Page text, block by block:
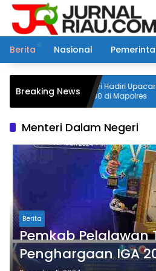
Langsung
konten
Berita
Nasional
Breaking News
H. Zukri Hadiri Upacara
ke-80 di Mapolres
Menteri Dalam Negeri
Berita
Pemkab Pelalawan
Penghargaan IGA